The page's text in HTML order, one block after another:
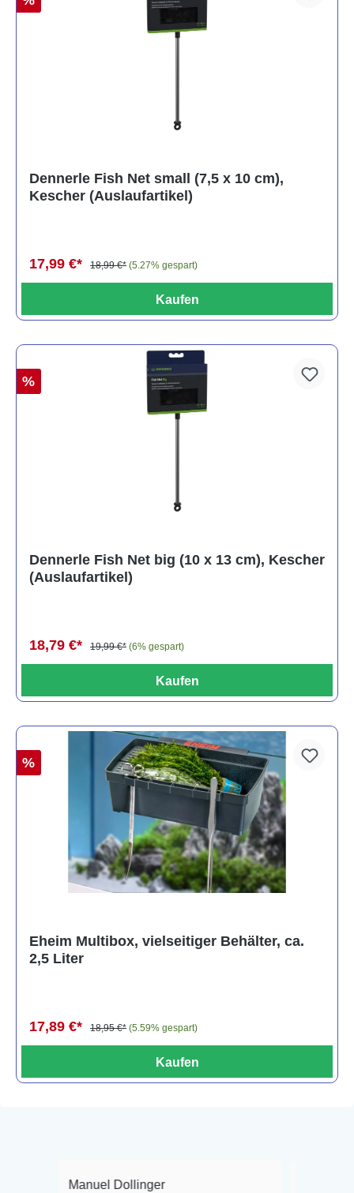
Dennerle Fish Net small (7,5 x 10 cm),
Kescher (Auslaufartikel)
17,99 €* 18,99 €* (5.27% gespart)
Kaufen
%
Dennerle Fish Net big (10 x 13 cm), Kescher
(Auslaufartikel)
18,79 €* 19,99 €* (6% gespart)
Kaufen
%
Eheim Multibox, vielseitiger Behälter, ca.
2,5 Liter
17,89 €* 18,95 €* (5.59% gespart)
Kaufen
Manuel Dollinger